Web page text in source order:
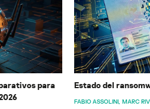
para
Estado del
FABIO ASSOLINI MARC